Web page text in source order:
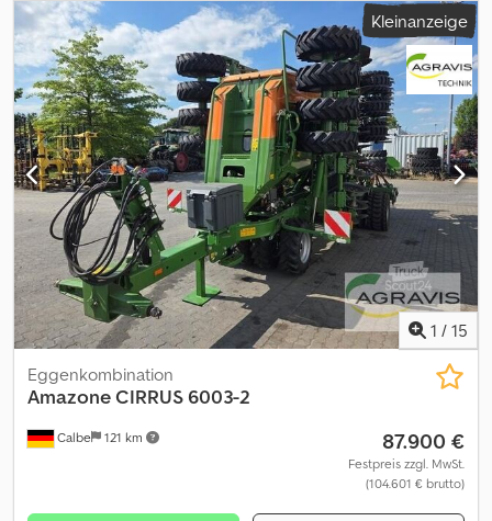
Kleinanzeige
1 / 15
Calbe 121 km
Eggenkombination
AmazoneCIRRUS 6003-2
87.900 €
Festpreis zzgl. MwSt.
(104.601 € brutto)